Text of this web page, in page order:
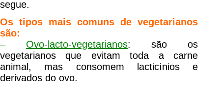
segue.
Os tipos mais comuns de vegetarianos
são:
– Ovo-lacto-vegetarianos: são os
vegetarianos que evitam toda a carne
animal, mas consomem lacticínios e
derivados do ovo.